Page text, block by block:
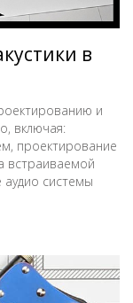
в
и
включая:
проектирование
встраиваемой
аудио системы